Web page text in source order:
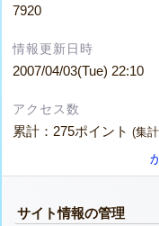
7920
情報更新日時
2007/04/03(Tue) 22:10
アクセス数
累計：275ポイント(集
サイト情報の管理